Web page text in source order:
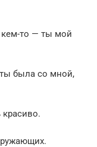
кем-то — ты мой
была со мной,
красиво.